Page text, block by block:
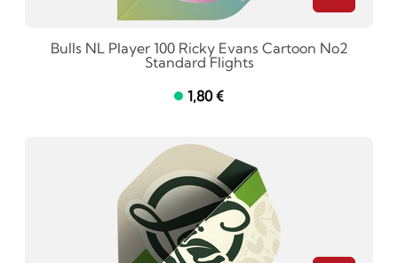
Bulls NL Player 100 Ricky Evans Cartoon No2
Standard Flights
1,80 €